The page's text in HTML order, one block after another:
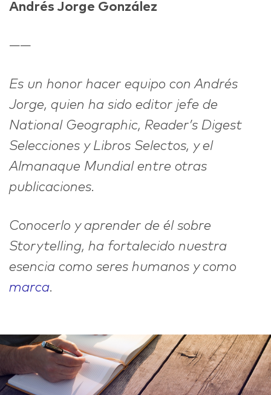
Andrés Jorge González
——
Es un honor hacer equipo con Andrés
Jorge, quien ha sido editor jefe de
National Geographic, Reader’s Digest
Selecciones y Libros Selectos, y el
Almanaque Mundial entre otras
publicaciones.
Conocerlo y aprender de él sobre
Storytelling, ha fortalecido nuestra
esencia como seres humanos y como
marca.